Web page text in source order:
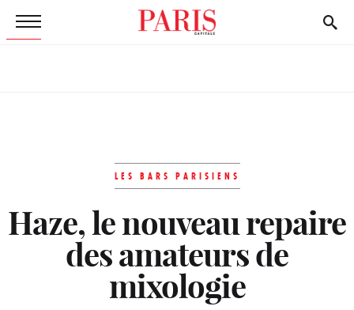
LES BARS PARISIENS
Haze, le nouveau repaire
des amateurs de
mixologie